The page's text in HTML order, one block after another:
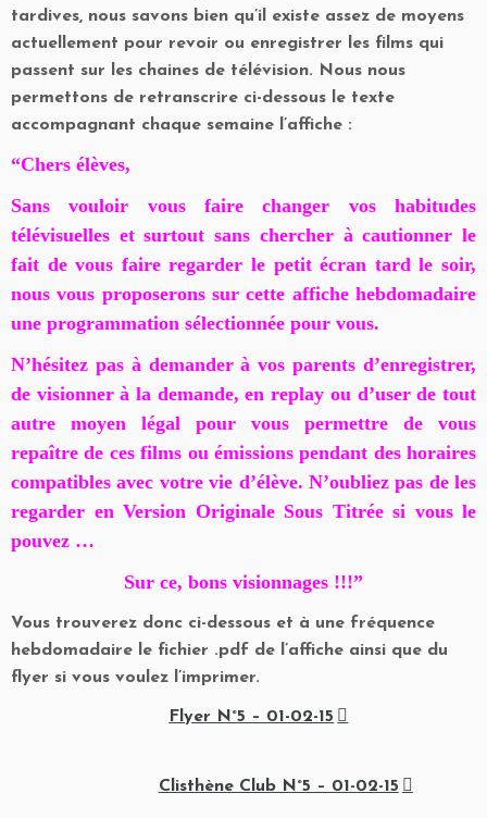
tardives, nous savons bien qu’il existe assez de moyens
actuellement pour revoir ou enregistrer les films qui
passent sur les chaines de télévision. Nous nous
permettons de retranscrire ci-dessous le texte
accompagnant chaque semaine l’affiche :
“Chers élèves,
Sans vouloir vous faire changer vos habitudes
télévisuelles et surtout sans chercher à cautionner le
fait de vous faire regarder le petit écran tard le soir,
nous vous proposerons sur cette affiche hebdomadaire
une programmation sélectionnée pour vous.
N’hésitez pas à demander à vos parents d’enregistrer,
de visionner à la demande, en replay ou d’user de tout
autre moyen légal pour vous permettre de vous
repaître de ces films ou émissions pendant des horaires
compatibles avec votre vie d’élève. N’oubliez pas de les
regarder en Version Originale Sous Titrée si vous le
pouvez …
Sur ce, bons visionnages !!!”
Vous trouverez donc ci-dessous et à une fréquence
hebdomadaire le fichier .pdf de l’affiche ainsi que du
flyer si vous voulez l’imprimer.
Flyer N°5 – 01-02-15
Clisthène Club N°5 – 01-02-15